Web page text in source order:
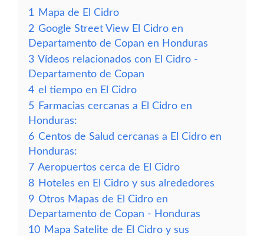
1
Mapa de El Cidro
2 Google Street View El Cidro en
Departamento de Copan en Honduras
3 Vídeos relacionados con El Cidro -
Departamento de Copan
4 el tiempo en El Cidro
5 Farmacias cercanas a El Cidro en
Honduras:
6 Centos de Salud cercanas a El Cidro en
Honduras:
7 Aeropuertos cerca de El Cidro
8 Hoteles en El Cidro y sus alrededores
9 Otros Mapas de El Cidro en
Departamento de Copan - Honduras
10 Mapa Satelite de El Cidro y sus